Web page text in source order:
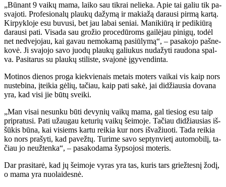
„Bū­nant 9 vai­kų ma­ma, lai­ko sau tik­rai ne­lie­ka. Apie tai ga­liu tik pa­
sva­jo­ti. Pro­fe­sio­na­lų plau­kų da­žy­mą ir ma­kia­žą da­rau­si pir­mą kar­tą.
Kir­pyk­lo­je esu bu­vu­si, bet jau la­bai se­niai. Ma­ni­kiū­rą ir pe­di­kiū­rą
da­rau­si pa­ti. Vi­sa­da sau gro­žio pro­ce­dū­roms gai­lė­jau pi­ni­gų, to­dėl
net ne­dve­jo­jau, kai ga­vau ne­mo­ka­mą pa­siū­ly­mą“, – pa­sa­ko­jo pa­šne­
ko­vė. Ji sva­jo­jo sa­vo juo­dų plau­kų ga­liu­kus nu­da­žy­ti rau­do­na spal­
va. Pa­si­ta­rus su plau­kų sti­lis­te, sva­jo­nė įgy­ven­din­ta.
Mo­ti­nos die­nos pro­ga kiek­vie­nais me­tais mo­ters vai­kai vis kaip nors
nu­ste­bi­na, įtei­kia gė­lių, ta­čiau, kaip pa­ti sa­kė, jai di­džiau­sia do­va­na
yra, kad vi­si jie bū­tų svei­ki.
„Man vi­sai ne­sun­ku bū­ti de­vy­nių vai­kų ma­ma, gal tie­siog esu taip
pri­pra­tu­si. Pa­ti už­au­gau ke­tu­rių vai­kų šei­mo­je. Ta­čiau di­džiau­sias iš­
šū­kis bū­na, kai vi­siems kar­tu rei­kia kur nors iš­va­žiuo­ti. Ta­da rei­kia
ko nors pra­šy­ti, kad pa­vež­tų. Tu­ri­me sa­vo sep­tyn­vie­tį au­to­mo­bi­lį, ta­
čiau jo ne­už­ten­ka“, – pa­sa­ko­da­ma šyp­so­jo­si mo­te­ris.
Dar pra­si­ta­rė, kad jų šei­mo­je vy­ras yra tas, ku­ris tars griež­tes­nį žo­dį,
o ma­ma yra nuo­lai­des­nė.